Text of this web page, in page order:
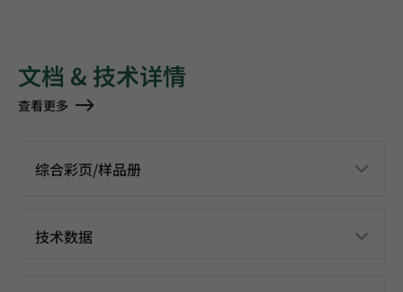
文档 & 技术详情
查看更多
综合彩页/样品册
技术数据